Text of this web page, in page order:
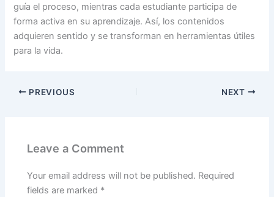
guía el proceso, mientras cada estudiante participa de
forma activa en su aprendizaje. Así, los contenidos
adquieren sentido y se transforman en herramientas útiles
para la vida.
PREVIOUS NEXT
Leave a Comment
Your email address will not be published. Required
fields are marked *